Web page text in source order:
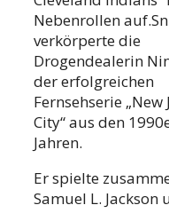
Nebenrollen
verkörperte die
Drogendealerin
der erfolgreichen
Fernsehserie „New
City“ aus den
Jahren.
Er spielte
Samuel L. Jackson